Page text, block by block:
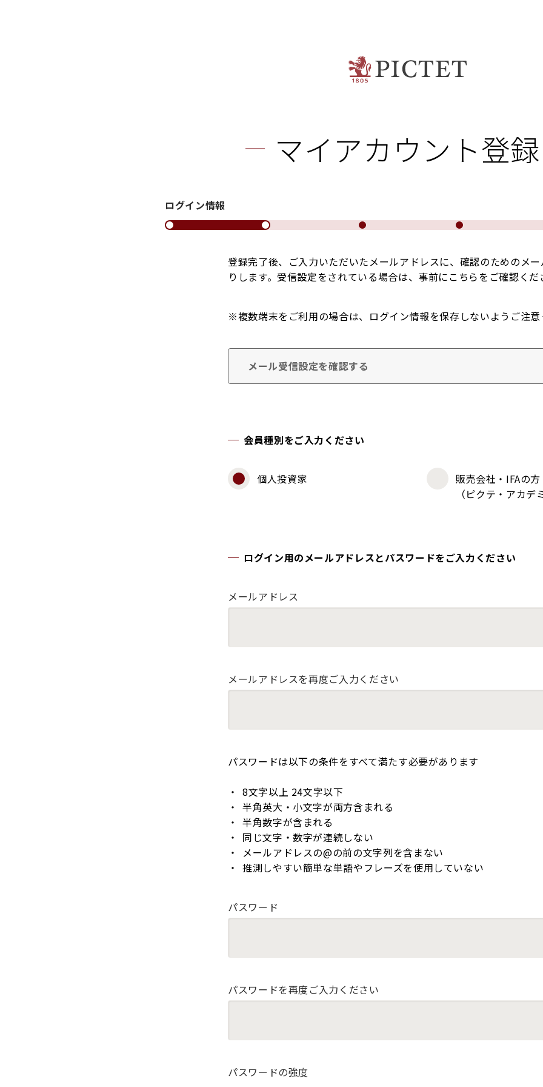
マイアカウント登録
ログイン情報
登録完了後、ご入力いただいたメールアドレスに、確認のためのメ
りします。受信設定をされている場合は、事前にこちらをご確認くだ
※複数端末をご利用の場合は、ログイン情報を保存しないようご注意
メール受信設定を確認する
会員種別をご入力ください
個人投資家
販売会社・IFAの方
（ピクテ・アカデ
ログイン用のメールアドレスとパスワードをご入力ください
メールアドレス
メールアドレスを再度ご入力ください
パスワードは以下の条件をすべて満たす必要があります
8文字以上 24文字以下
半角英大・小文字が両方含まれる
半角数字が含まれる
同じ文字・数字が連続しない
メールアドレスの@の前の文字列を含まない
推測しやすい簡単な単語やフレーズを使用していない
パスワード
パスワードを再度ご入力ください
パスワードの強度